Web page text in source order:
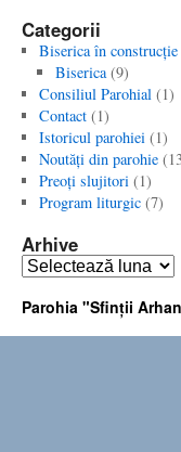
Categorii
Biserica în construcţie
Biserica(9)
Consiliul Parohial(1)
Contact(1)
Istoricul parohiei(1)
Noutăţi din parohie
Preoţi slujitori(1)
Program liturgic(7)
Arhive
Arhive
Parohia "Sfinţii